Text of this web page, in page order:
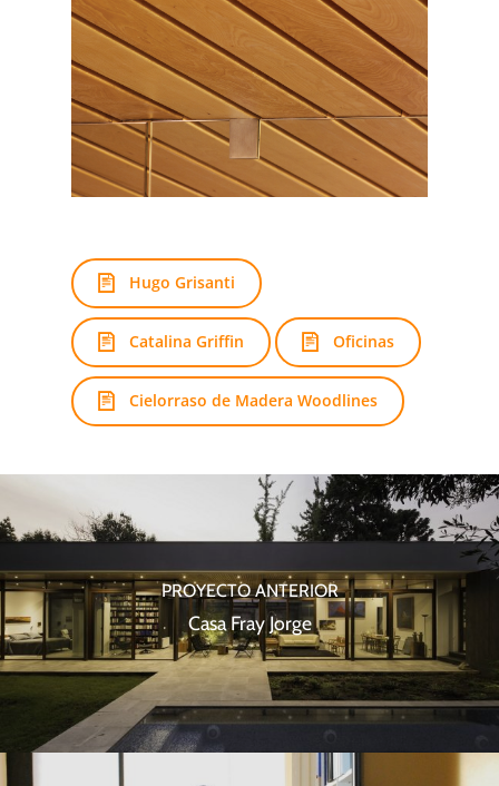
Hugo Grisanti
Catalina Griffin Oficinas
Cielorraso de Madera Woodlines
PROYECTO ANTERIOR
Casa Fray Jorge